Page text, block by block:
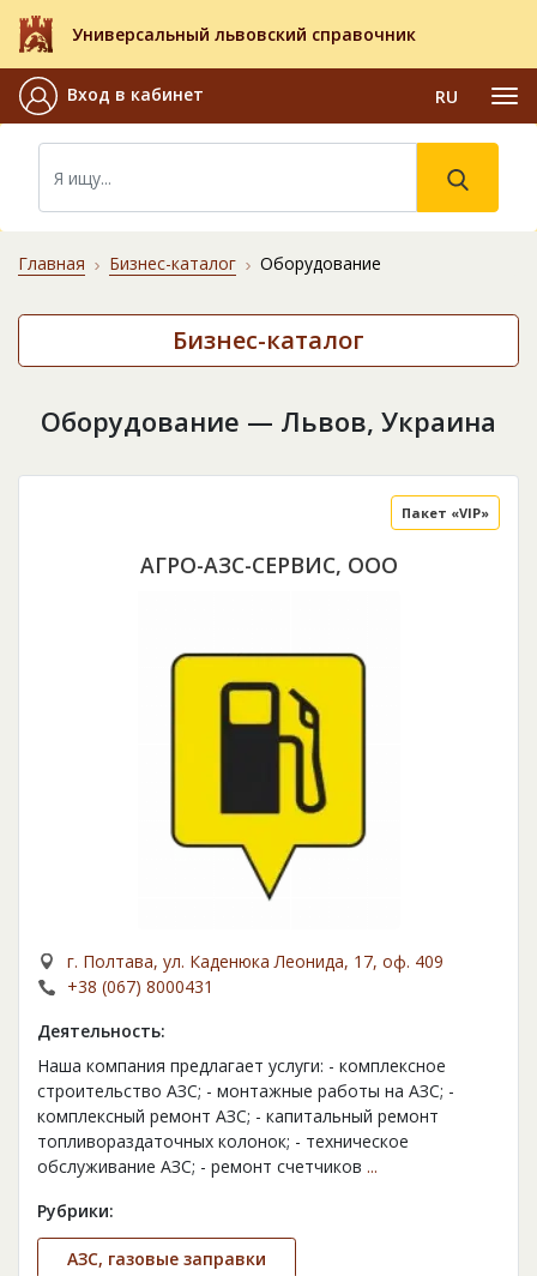
Универсальный львовский справочник
Вход в кабинет RU
Главная Бизнес-каталог Оборудование
Бизнес-каталог
Оборудование — Львов, Украина
АГРО-АЗС-СЕРВИС, ООО
Пакет «VIP»
г. Полтава, ул. Каденюка Леонида, 17, оф. 409
+38 (067) 8000431
Деятельность:
Наша компания предлагает услуги: - комплексное
строительство АЗС; - монтажные работы на АЗС; -
комплексный ремонт АЗС; - капитальный ремонт
топливораздаточных колонок; - техническое
обслуживание АЗС; - ремонт счетчиков ...
Рубрики:
АЗС, газовые заправки